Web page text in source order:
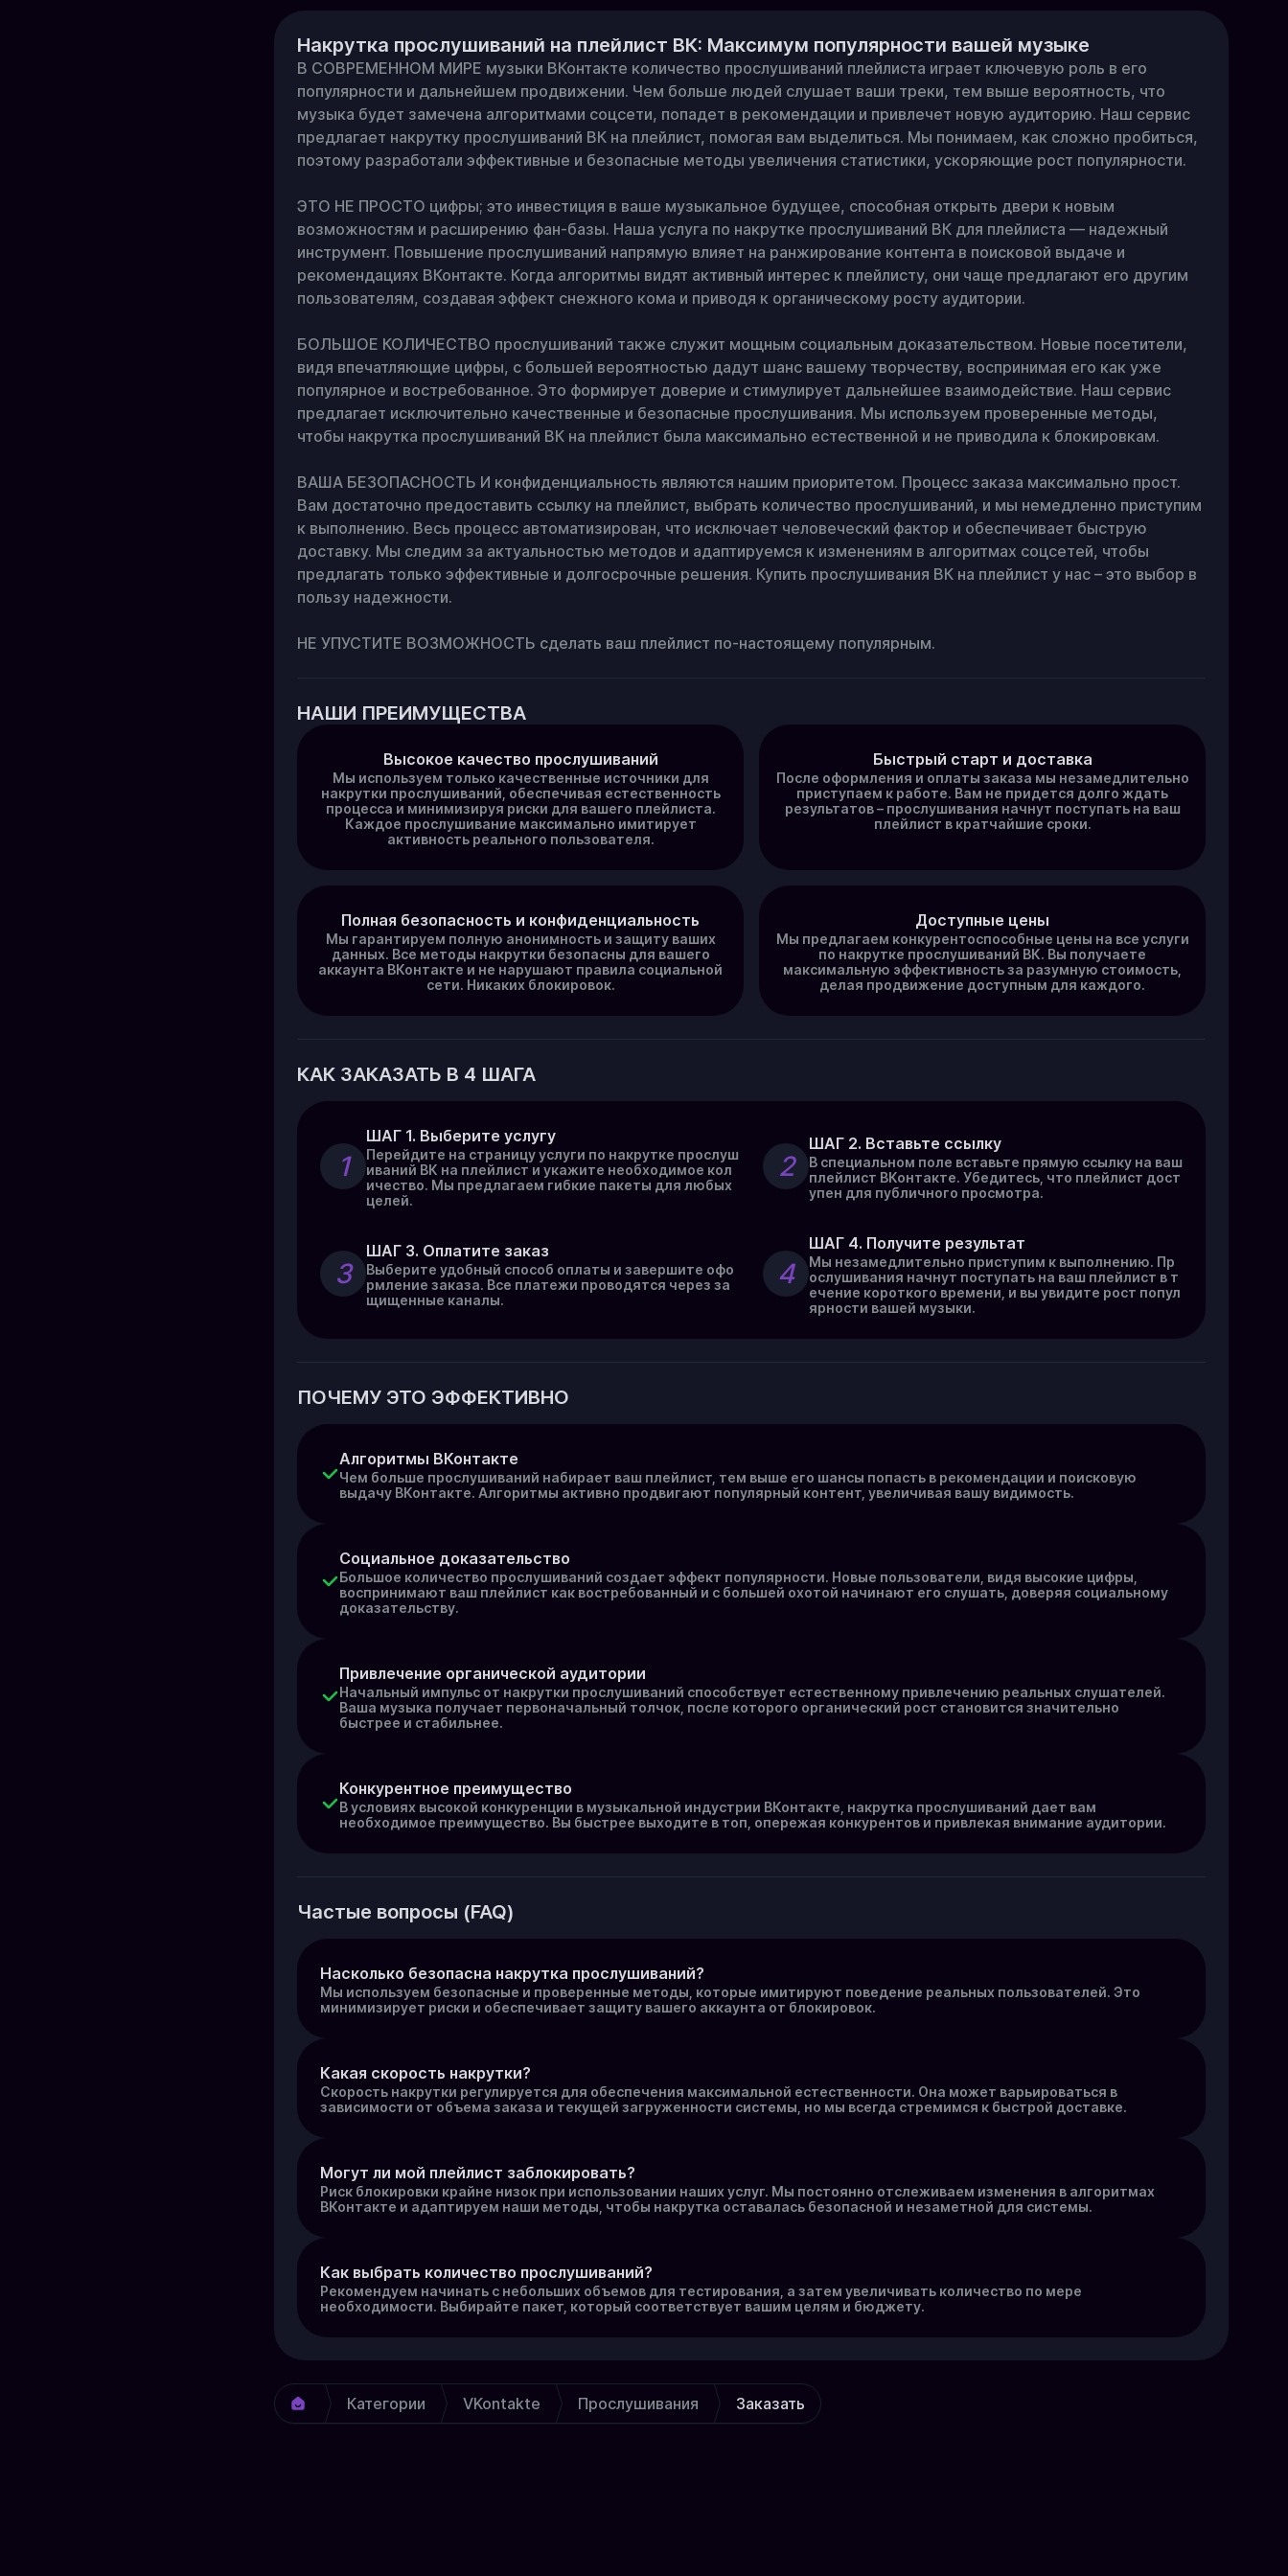
Накрутка прослушиваний на плейлист ВК: Максимум популярности вашей музыке
В СОВРЕМЕННОМ МИРЕ музыки ВКонтакте количество прослушиваний плейлиста играет ключевую роль в его
популярности и дальнейшем продвижении. Чем больше людей слушает ваши треки, тем выше вероятность, что
музыка будет замечена алгоритмами соцсети, попадет в рекомендации и привлечет новую аудиторию. Наш сервис
предлагает накрутку прослушиваний ВК на плейлист, помогая вам выделиться. Мы понимаем, как сложно пробиться,
поэтому разработали эффективные и безопасные методы увеличения статистики, ускоряющие рост популярности.
ЭТО НЕ ПРОСТО цифры; это инвестиция в ваше музыкальное будущее, способная открыть двери к новым
возможностям и расширению фан-базы. Наша услуга по накрутке прослушиваний ВК для плейлиста — надежный
инструмент. Повышение прослушиваний напрямую влияет на ранжирование контента в поисковой выдаче и
рекомендациях ВКонтакте. Когда алгоритмы видят активный интерес к плейлисту, они чаще предлагают его другим
пользователям, создавая эффект снежного кома и приводя к органическому росту аудитории.
БОЛЬШОЕ КОЛИЧЕСТВО прослушиваний также служит мощным социальным доказательством. Новые посетители,
видя впечатляющие цифры, с большей вероятностью дадут шанс вашему творчеству, воспринимая его как уже
популярное и востребованное. Это формирует доверие и стимулирует дальнейшее взаимодействие. Наш сервис
предлагает исключительно качественные и безопасные прослушивания. Мы используем проверенные методы,
чтобы накрутка прослушиваний ВК на плейлист была максимально естественной и не приводила к блокировкам.
ВАША БЕЗОПАСНОСТЬ И конфиденциальность являются нашим приоритетом. Процесс заказа максимально прост.
Вам достаточно предоставить ссылку на плейлист, выбрать количество прослушиваний, и мы немедленно приступим
к выполнению. Весь процесс автоматизирован, что исключает человеческий фактор и обеспечивает быструю
доставку. Мы следим за актуальностью методов и адаптируемся к изменениям в алгоритмах соцсетей, чтобы
предлагать только эффективные и долгосрочные решения. Купить прослушивания ВК на плейлист у нас – это выбор в
пользу надежности.
НЕ УПУСТИТЕ ВОЗМОЖНОСТЬ сделать ваш плейлист по-настоящему популярным.
НАШИ ПРЕИМУЩЕСТВА
Высокое качество прослушиваний
Мы используем только качественные источники для
накрутки прослушиваний, обеспечивая естественность
процесса и минимизируя риски для вашего плейлиста.
Каждое прослушивание максимально имитирует
активность реального пользователя.
Быстрый старт и доставка
После оформления и оплаты заказа мы незамедлительно
приступаем к работе. Вам не придется долго ждать
результатов – прослушивания начнут поступать на ваш
плейлист в кратчайшие сроки.
Полная безопасность и конфиденциальность
Мы гарантируем полную анонимность и защиту ваших
данных. Все методы накрутки безопасны для вашего
аккаунта ВКонтакте и не нарушают правила социальной
сети. Никаких блокировок.
Доступные цены
Мы предлагаем конкурентоспособные цены на все услуги
по накрутке прослушиваний ВК. Вы получаете
максимальную эффективность за разумную стоимость,
делая продвижение доступным для каждого.
КАК ЗАКАЗАТЬ В 4 ШАГА
1
ШАГ 1. Выберите услугу
Перейдите на страницу услуги по накрутке прослуш
иваний ВК на плейлист и укажите необходимое кол
ичество. Мы предлагаем гибкие пакеты для любых
целей.
2
ШАГ 2. Вставьте ссылку
В специальном поле вставьте прямую ссылку на ваш
плейлист ВКонтакте. Убедитесь, что плейлист дост
упен для публичного просмотра.
3
ШАГ 3. Оплатите заказ
Выберите удобный способ оплаты и завершите офо
рмление заказа. Все платежи проводятся через за
щищенные каналы.
4
ШАГ 4. Получите результат
Мы незамедлительно приступим к выполнению. Пр
ослушивания начнут поступать на ваш плейлист в т
ечение короткого времени, и вы увидите рост попул
ярности вашей музыки.
ПОЧЕМУ ЭТО ЭФФЕКТИВНО
Алгоритмы ВКонтакте
Чем больше прослушиваний набирает ваш плейлист, тем выше его шансы попасть в рекомендации и поисковую
выдачу ВКонтакте. Алгоритмы активно продвигают популярный контент, увеличивая вашу видимость.
Социальное доказательство
Большое количество прослушиваний создает эффект популярности. Новые пользователи, видя высокие цифры,
воспринимают ваш плейлист как востребованный и с большей охотой начинают его слушать, доверяя социальному
доказательству.
Привлечение органической аудитории
Начальный импульс от накрутки прослушиваний способствует естественному привлечению реальных слушателей.
Ваша музыка получает первоначальный толчок, после которого органический рост становится значительно
быстрее и стабильнее.
Конкурентное преимущество
В условиях высокой конкуренции в музыкальной индустрии ВКонтакте, накрутка прослушиваний дает вам
необходимое преимущество. Вы быстрее выходите в топ, опережая конкурентов и привлекая внимание аудитории.
Частые вопросы (FAQ)
Насколько безопасна накрутка прослушиваний?
Мы используем безопасные и проверенные методы, которые имитируют поведение реальных пользователей. Это
минимизирует риски и обеспечивает защиту вашего аккаунта от блокировок.
Какая скорость накрутки?
Скорость накрутки регулируется для обеспечения максимальной естественности. Она может варьироваться в
зависимости от объема заказа и текущей загруженности системы, но мы всегда стремимся к быстрой доставке.
Могут ли мой плейлист заблокировать?
Риск блокировки крайне низок при использовании наших услуг. Мы постоянно отслеживаем изменения в алгоритмах
ВКонтакте и адаптируем наши методы, чтобы накрутка оставалась безопасной и незаметной для системы.
Как выбрать количество прослушиваний?
Рекомендуем начинать с небольших объемов для тестирования, а затем увеличивать количество по мере
необходимости. Выбирайте пакет, который соответствует вашим целям и бюджету.
Категории VKontakte Прослушивания Заказать